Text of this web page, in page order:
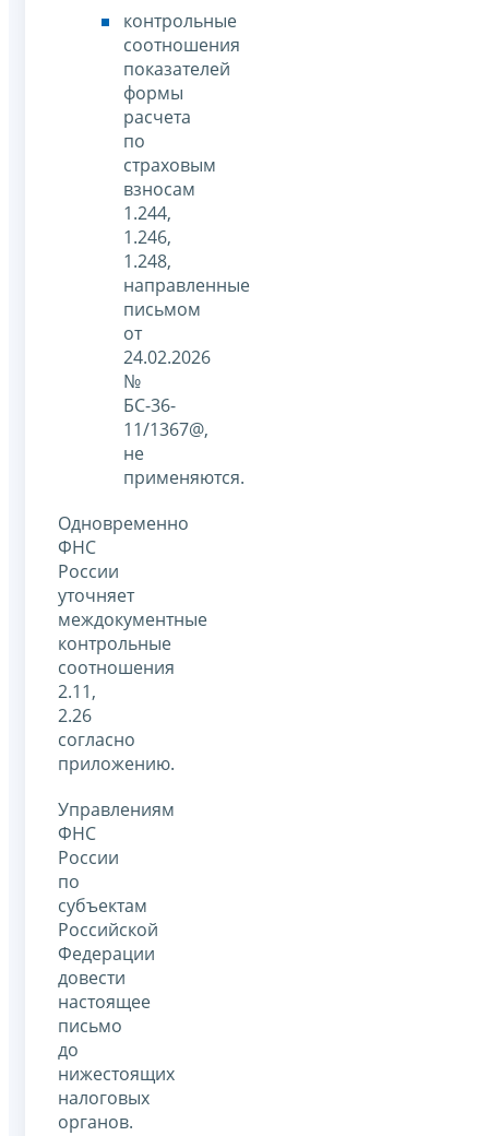
контрольные
соотношения
показателей
формы
расчета
по
страховым
взносам
1.244,
1.246,
1.248,
направленные
письмом
от
24.02.2026
№
БС-36-
11/1367@,
не
применяются.
Одновременно
ФНС
России
уточняет
междокументные
контрольные
соотношения
2.11,
2.26
согласно
приложению.
Управлениям
ФНС
России
по
субъектам
Российской
Федерации
довести
настоящее
письмо
до
нижестоящих
налоговых
органов.